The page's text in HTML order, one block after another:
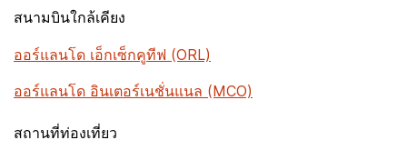
สนามบินใกล้เคียง
ออร์แลนโด เอ็กเซ็กคูทีฟ (ORL)
ออร์แลนโด อินเตอร์เนชั่นแนล (MCO)
สถานที่ท่องเที่ยว